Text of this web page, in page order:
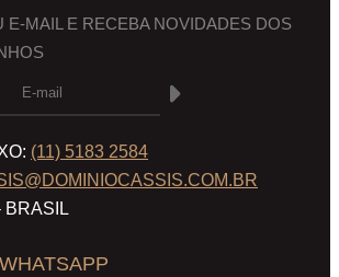
E-MAIL E RECEBA NOVIDADES DOS
(11) 5183 2584
BRASIL
WHATSAPP